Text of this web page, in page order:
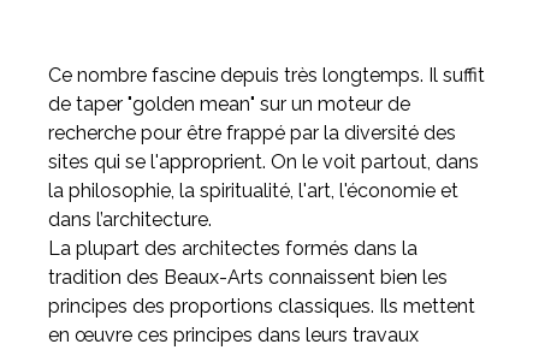
Ce nombre fascine depuis très longtemps. Il suffit
de taper "golden mean" sur un moteur de
recherche pour être frappé par la diversité des
sites qui se l'approprient. On le voit partout, dans
la philosophie, la spiritualité, l'art, l'économie et
dans l’architecture.
La plupart des architectes formés dans la
tradition des Beaux-Arts connaissent bien les
principes des proportions classiques. Ils mettent
en œuvre ces principes dans leurs travaux